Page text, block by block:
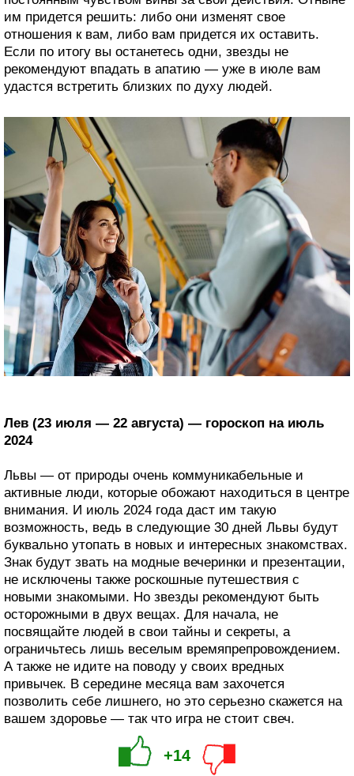
им придется решить: либо они изменят свое
отношения к вам, либо вам придется их оставить.
Если по итогу вы останетесь одни, звезды не
рекомендуют впадать в апатию — уже в июле вам
удастся встретить близких по духу людей.
Лев (23 июля — 22 августа) — гороскоп на июль
2024
Львы — от природы очень коммуникабельные и
активные люди, которые обожают находиться в центре
внимания. И июль 2024 года даст им такую
возможность, ведь в следующие 30 дней Львы будут
буквально утопать в новых и интересных знакомствах.
Знак будут звать на модные вечеринки и презентации,
не исключены также роскошные путешествия с
новыми знакомыми. Но звезды рекомендуют быть
осторожными в двух вещах. Для начала, не
посвящайте людей в свои тайны и секреты, а
ограничьтесь лишь веселым времяпрепровождением.
А также не идите на поводу у своих вредных
привычек. В середине месяца вам захочется
позволить себе лишнего, но это серьезно скажется на
вашем здоровье — так что игра не стоит свеч.
+14